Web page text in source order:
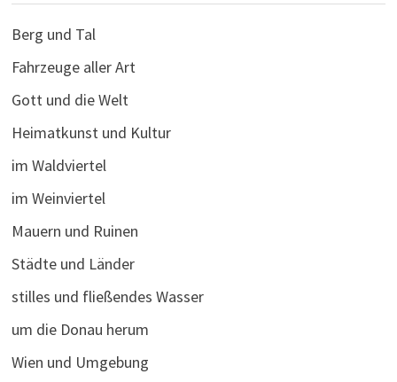
Berg und Tal
Fahrzeuge aller Art
Gott und die Welt
Heimatkunst und Kultur
im Waldviertel
im Weinviertel
Mauern und Ruinen
Städte und Länder
stilles und fließendes Wasser
um die Donau herum
Wien und Umgebung